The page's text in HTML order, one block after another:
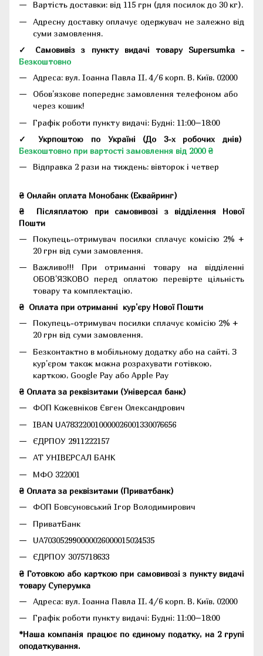
Вартість доставки: від 115 грн (для посилок до 30 кг).
Адресну доставку оплачує одержувач не залежно від
суми замовлення.
✓ Самовивіз з пункту видачі товару Supersumka -
Безкоштовно
Адреса: вул. Іоанна Павла II, 4/6 корп. В, Київ, 02000
Обов'язкове попереднє замовлення телефоном або
через кошик!
Графік роботи пункту видачі: Будні: 11:00–18:00
✓ Укрпоштою по Україні (До 3-х робочих днів)
Безкоштовно при вартості замовлення від 2000 ₴
Відправка 2 рази на тиждень: вівторок і четвер
₴ Онлайн оплата Монобанк (Еквайринг)
₴
Післяплатою при самовивозі з відділення Нової
Пошти
Покупець-отримувач посилки сплачує комісію 2% +
20 грн від суми замовлення.
Важливо!!! При отриманні товару на відділенні
ОБОВ'ЯЗКОВО перед оплатою перевірте цільність
товару та комплектацію.
₴ Оплата при отриманні кур'єру Нової Пошти
Покупець-отримувач посилки сплачує комісію 2% +
20 грн від суми замовлення.
Безконтактно в мобільному додатку або на сайті. З
кур'єром також можна розрахувати готівкою,
карткою, Google Pay або Apple Pay
₴ Оплата за реквізитами (Універсал банк)
ФОП Кожевніков Євген Олександрович
IBAN UA783220010000026001330076656
ЄДРПОУ 2911222157
АТ УНІВЕРСАЛ БАНК
МФО 322001
₴ Оплата за реквізитами (Приватбанк)
ФОП Бовсуновський Ігор Володимирович
ПриватБанк
UA703052990000026000015024535
ЄДРПОУ 3075718633
₴ Готовкою або карткою при самовивозі з пункту видачі
товару Суперумка
Адреса: вул. Іоанна Павла II, 4/6 корп. В, Київ, 02000
Графік роботи пункту видачі: Будні: 11:00–18:00
*Наша компанія працює по єдиному податку, на 2 групі
оподаткування.